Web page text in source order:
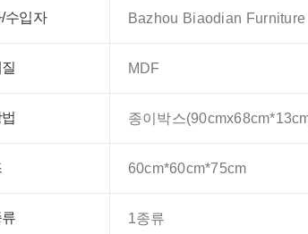
수입자 Bazhou Biaodian
MDF
종이박스
60cm*60cm*75cm
1종류